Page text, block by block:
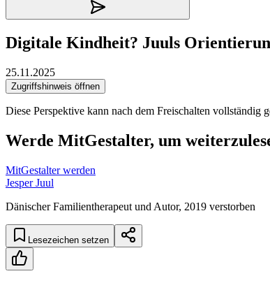
Digitale Kindheit? Juuls
25.11.2025
Zugriffshinweis öffnen
Diese Perspektive kann nach dem Freischalten vollständig
Werde MitGestalter, um
MitGestalter werden
Jesper Juul
Dänischer Familientherapeut und Autor, 2019 verstorben
Lesezeichen setzen